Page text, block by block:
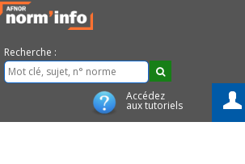
Recherche :
Accédez
aux tutoriels